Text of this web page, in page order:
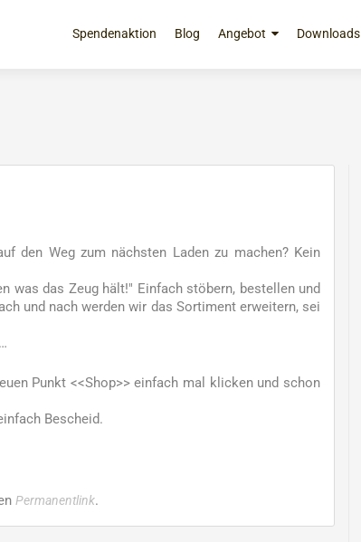
Inhalt
Spendenaktion Blog Angebot Downloads
den Weg zum nächsten Laden zu machen? Kein
was das Zeug hält!" Einfach stöbern, bestellen und
und nach werden wir das Sortiment erweitern, sei
Punkt <<Shop>> einfach mal klicken und schon
Bescheid.
Permanentlink.